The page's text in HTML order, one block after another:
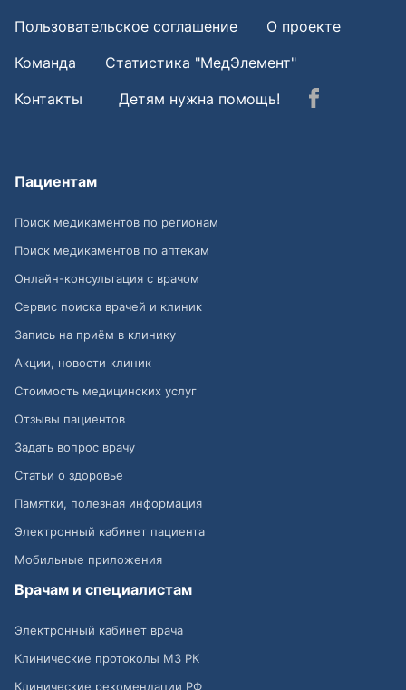
Пользовательское соглашение
О проекте
Команда
Статистика "МедЭлемент"
Контакты
Детям нужна помощь!
Пациентам
Поиск медикаментов по регионам
Поиск медикаментов по аптекам
Онлайн-консультация с врачом
Сервис поиска врачей и клиник
Запись на приём в клинику
Акции, новости клиник
Стоимость медицинских услуг
Отзывы пациентов
Задать вопрос врачу
Статьи о здоровье
Памятки, полезная информация
Электронный кабинет пациента
Мобильные приложения
Врачам и специалистам
Электронный кабинет врача
Клинические протоколы МЗ РК
Клинические рекомендации РФ